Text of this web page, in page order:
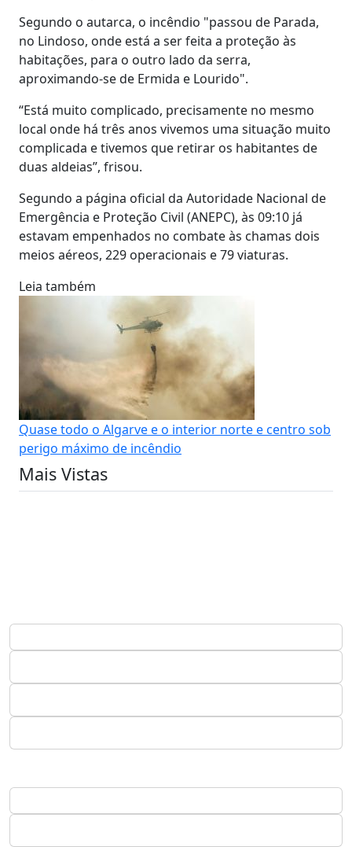
Segundo o autarca, o incêndio "passou de Parada,
no Lindoso, onde está a ser feita a proteção às
habitações, para o outro lado da serra,
aproximando-se de Ermida e Lourido".
“Está muito complicado, precisamente no mesmo
local onde há três anos vivemos uma situação muito
complicada e tivemos que retirar os habitantes de
duas aldeias”, frisou.
Segundo a página oficial da Autoridade Nacional de
Emergência e Proteção Civil (ANEPC), às 09:10 já
estavam empenhados no combate às chamas dois
meios aéreos, 229 operacionais e 79 viaturas.
Leia também
Quase todo o Algarve e o interior norte e centro sob
perigo máximo de incêndio
Mais Vistas